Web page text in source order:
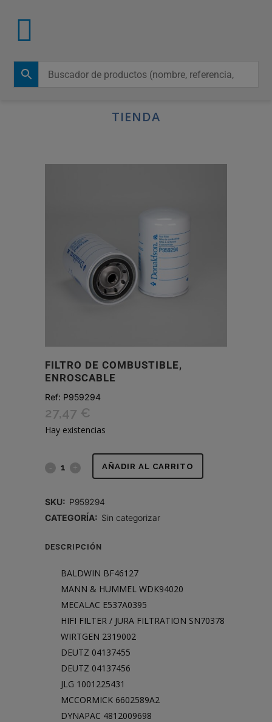
TIENDA
FILTRO DE COMBUSTIBLE,
ENROSCABLE
Ref: P959294
27,47 €
Hay existencias
FILTRO
COMBUSTIBLE,
AÑADIR AL CARRITO
SKU: P959294
CATEGORÍA: Sin categorizar
DESCRIPCIÓN
BALDWIN BF46127
MANN & HUMMEL WDK94020
MECALAC E537A0395
HIFI FILTER / JURA FILTRATION SN70378
WIRTGEN 2319002
DEUTZ 04137455
DEUTZ 04137456
JLG 1001225431
MCCORMICK 6602589A2
DYNAPAC 4812009698